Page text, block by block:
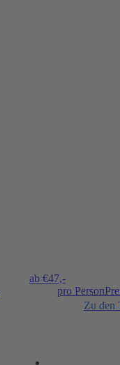
ab €47,-
pro Person
Zu den